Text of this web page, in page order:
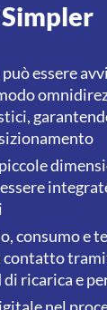
Simpler
essere
consumo e
contatto
di ricarica e